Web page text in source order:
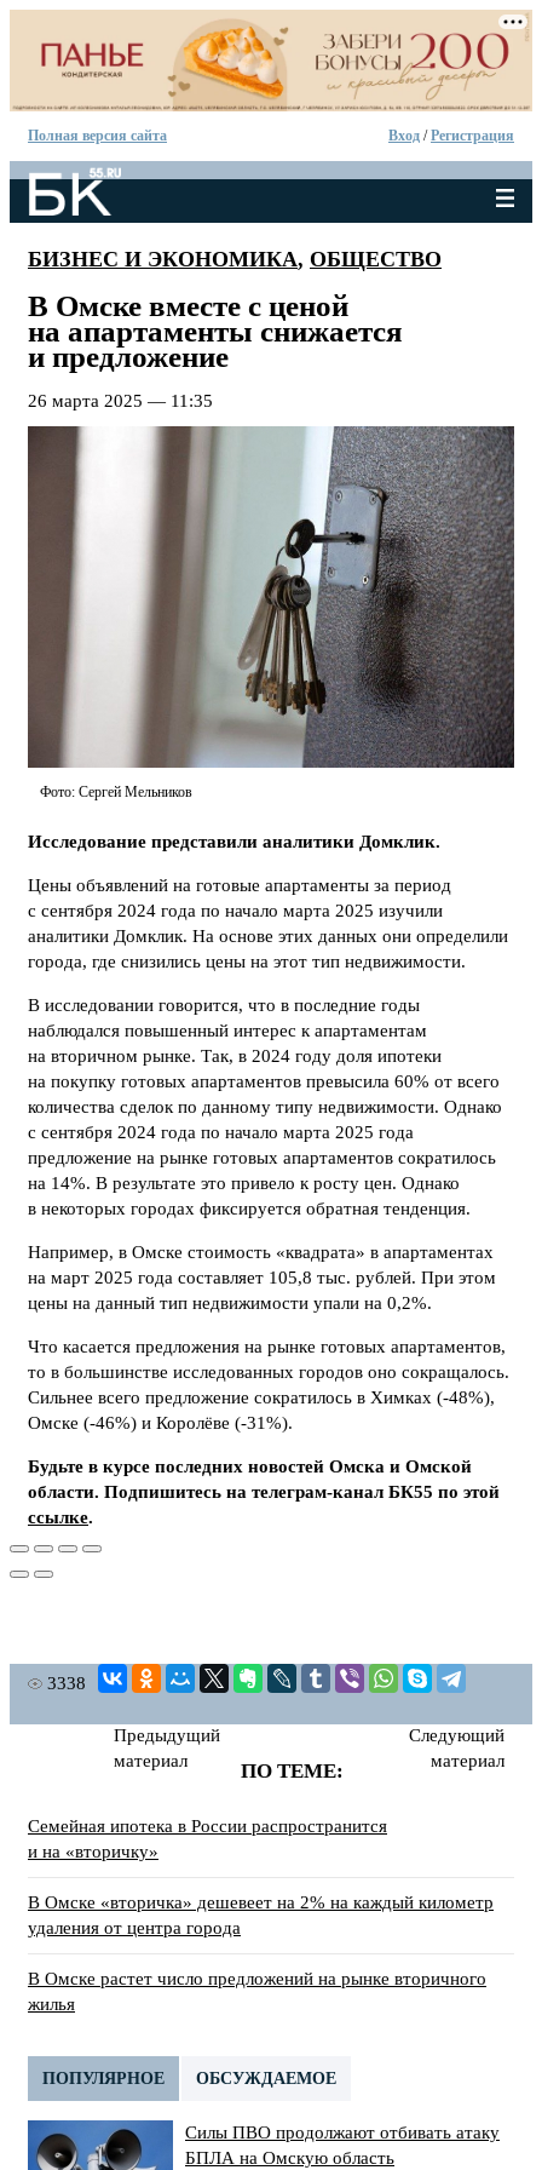
Полная версия сайта Вход /Регистрация
БИЗНЕС И ЭКОНОМИКА, ОБЩЕСТВО
В Омске вместе с ценой
на апартаменты снижается
и предложение
26 марта 2025 — 11:35
Фото: Сергей Мельников
Исследование представили аналитики Домклик.
Цены объявлений на готовые апартаменты за период
с сентября 2024 года по начало марта 2025 изучили
аналитики Домклик. На основе этих данных они определили
города, где снизились цены на этот тип недвижимости.
В исследовании говорится, что в последние годы
наблюдался повышенный интерес к апартаментам
на вторичном рынке. Так, в 2024 году доля ипотеки
на покупку готовых апартаментов превысила 60% от всего
количества сделок по данному типу недвижимости. Однако
с сентября 2024 года по начало марта 2025 года
предложение на рынке готовых апартаментов сократилось
на 14%. В результате это привело к росту цен. Однако
в некоторых городах фиксируется обратная тенденция.
Например, в Омске стоимость «квадрата» в апартаментах
на март 2025 года составляет 105,8 тыс. рублей. При этом
цены на данный тип недвижимости упали на 0,2%.
Что касается предложения на рынке готовых апартаментов,
то в большинстве исследованных городов оно сокращалось.
Сильнее всего предложение сократилось в Химках (-48%),
Омске (-46%) и Королёве (-31%).
Будьте в курсе последних новостей Омска и Омской
области. Подпишитесь на телеграм-канал БК55 по этой
ссылке.
3338
Предыдущий
материал
Следующий
материал
ПО ТЕМЕ:
Семейная ипотека в России распространится
и на «вторичку»
В Омске «вторичка» дешевеет на 2% на каждый километр
удаления от центра города
В Омске растет число предложений на рынке вторичного
жилья
ПОПУЛЯРНОЕ ОБСУЖДАЕМОЕ
Силы ПВО продолжают отбивать атаку
БПЛА на Омскую область